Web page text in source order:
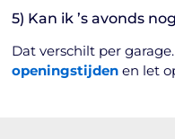
5) Kan ik ’s avonds
Dat verschilt per
openingstijden en let